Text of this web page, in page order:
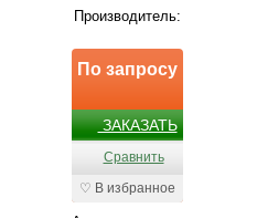
Производитель:
По запросу
ЗАКАЗАТЬ
Сравнить
♡ В избранное